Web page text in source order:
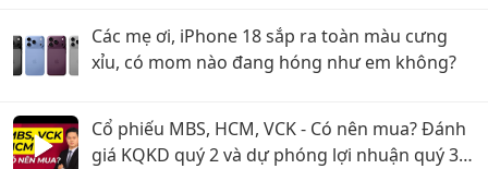
Các mẹ ơi, iPhone 18 sắp ra toàn màu cưng
xỉu, có mom nào đang hóng như em không?
Cổ phiếu MBS, HCM, VCK - Có nên mua? Đánh
giá KQKD quý 2 và dự phóng lợi nhuận quý 3